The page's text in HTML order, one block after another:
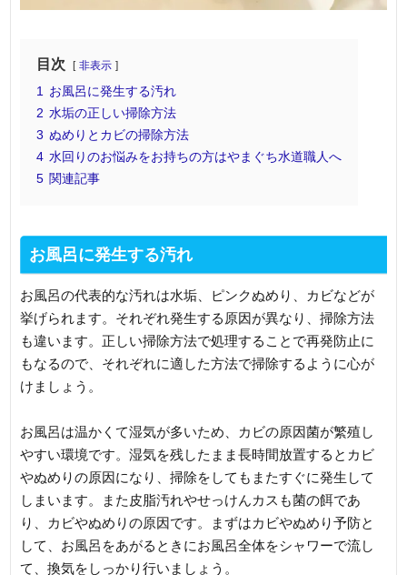
目次 非表示
1
お風呂に発生する汚れ
2 水垢の正しい掃除方法
3 ぬめりとカビの掃除方法
4 水回りのお悩みをお持ちの方はやまぐち水道職人へ
5 関連記事
お風呂に発生する汚れ
お風呂の代表的な汚れは水垢、ピンクぬめり、カビなどが
挙げられます。それぞれ発生する原因が異なり、掃除方法
も違います。正しい掃除方法で処理することで再発防止に
もなるので、それぞれに適した方法で掃除するように心が
けましょう。
お風呂は温かくて湿気が多いため、カビの原因菌が繁殖し
やすい環境です。湿気を残したまま長時間放置するとカビ
やぬめりの原因になり、掃除をしてもまたすぐに発生して
しまいます。また皮脂汚れやせっけんカスも菌の餌であ
り、カビやぬめりの原因です。まずはカビやぬめり予防と
して、お風呂をあがるときにお風呂全体をシャワーで流し
て、換気をしっかり行いましょう。